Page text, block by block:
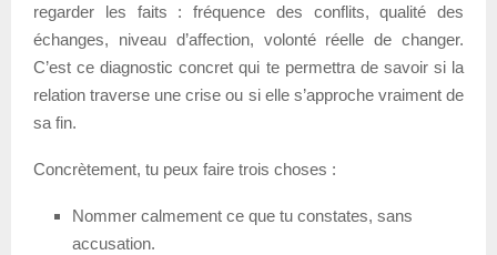
regarder les faits : fréquence des conflits, qualité des
échanges, niveau d’affection, volonté réelle de changer.
C’est ce diagnostic concret qui te permettra de savoir si la
relation traverse une crise ou si elle s’approche vraiment de
sa fin.
Concrètement, tu peux faire trois choses :
Nommer calmement ce que tu constates, sans
accusation.